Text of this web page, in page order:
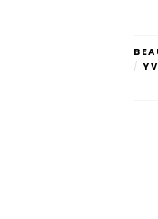
/